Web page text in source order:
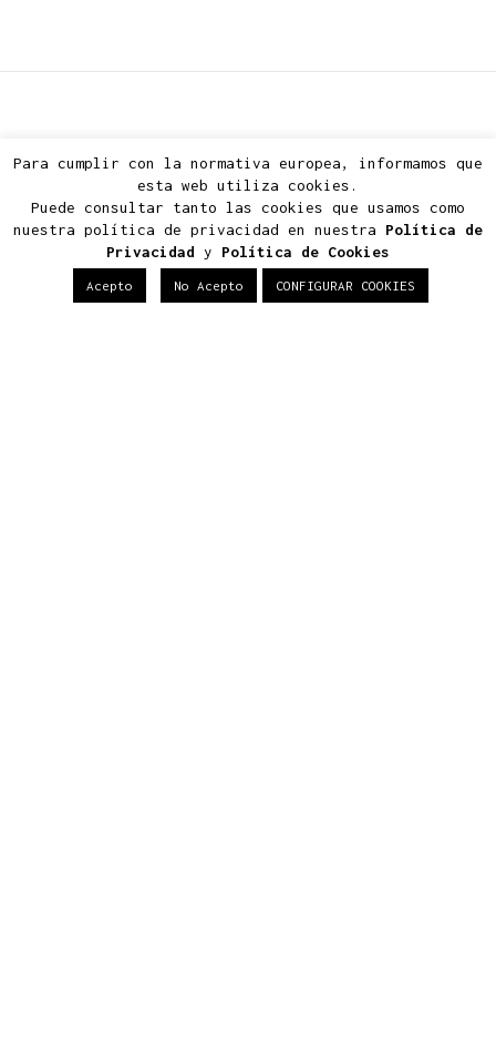
Glorieta Virgen de las nieves 4, local
Boadilla del Monte, Madrid
Para cumplir con la normativa europea, informamos que
esta web utiliza cookies.
Puede consultar tanto las cookies que usamos como
nuestra política de privacidad en nuestra Política de
Privacidad y Política de Cookies
Acepto No Acepto CONFIGURAR COOKIES